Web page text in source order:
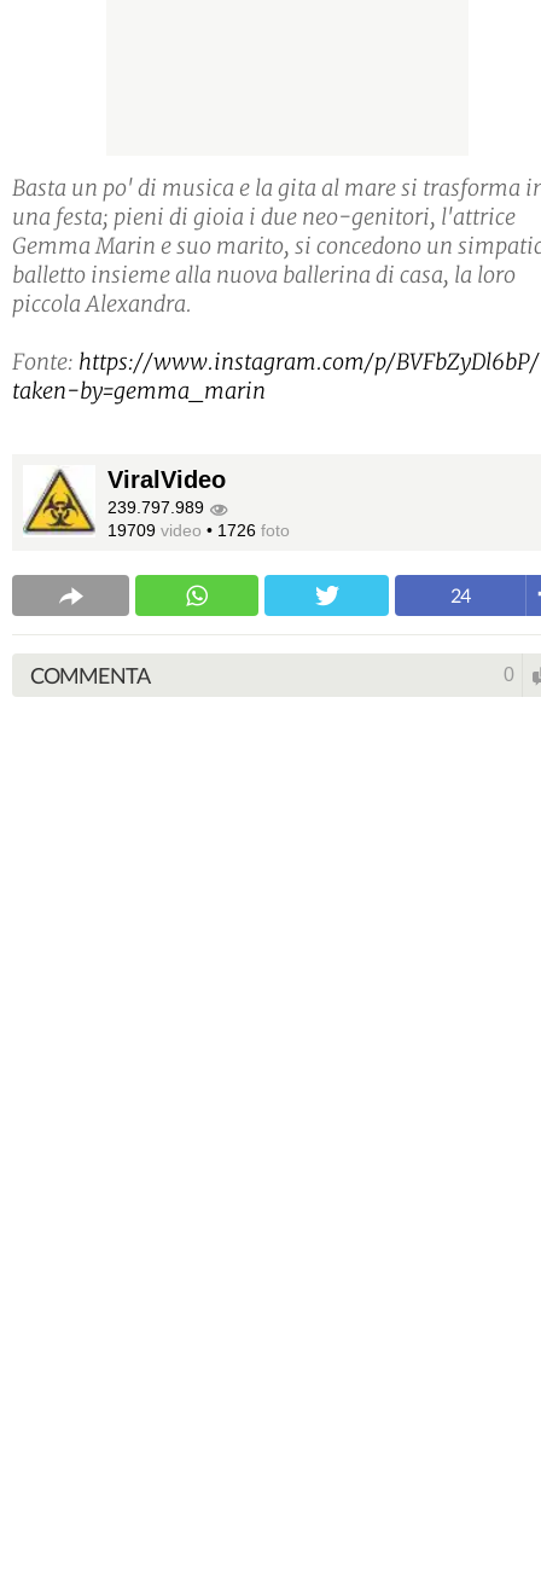
Basta un po' di musica e la gita al mare si trasforma
una festa; pieni di gioia i due neo-genitori, l'attrice
Gemma Marin e suo marito, si concedono un
balletto insieme alla nuova ballerina di casa, la loro
piccola Alexandra.
Fonte: https://www.instagram.com/p/
taken-by=gemma_marin
ViralVideo
239.797.989
19709 video • 1726 foto
24
COMMENTA 0